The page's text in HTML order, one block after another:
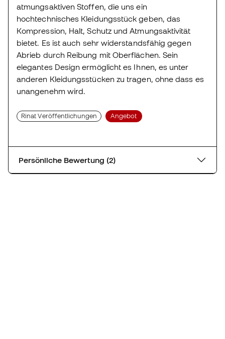
atmungsaktiven Stoffen, die uns ein
hochtechnisches Kleidungsstück geben, das
Kompression, Halt, Schutz und Atmungsaktivität
bietet. Es ist auch sehr widerstandsfähig gegen
Abrieb durch Reibung mit Oberflächen. Sein
elegantes Design ermöglicht es Ihnen, es unter
anderen Kleidungsstücken zu tragen, ohne dass es
unangenehm wird.
Rinat Veröffentlichungen Angebot
Persönliche Bewertung (2)